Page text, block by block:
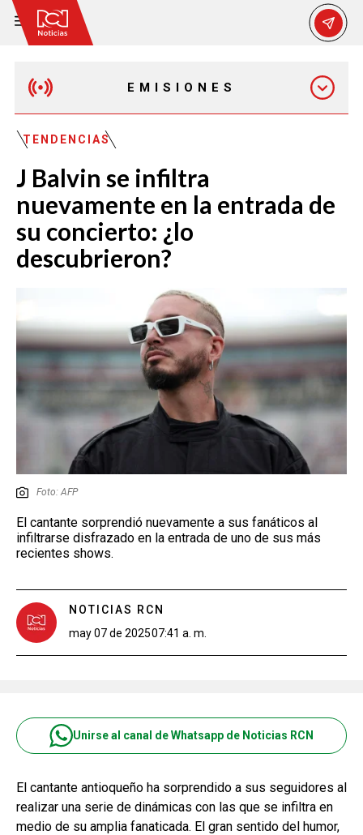
EMISIONES
EMISIÓN 7:00 PM
TENDENCIAS
J Balvin se infiltra
nuevamente en la entrada de
su concierto: ¿lo
descubrieron?
Foto: AFP
El cantante sorprendió nuevamente a sus fanáticos al
infiltrarse disfrazado en la entrada de uno de sus más
recientes shows.
NOTICIAS RCN
may 07 de 202507:41 a. m.
Unirse al canal de Whatsapp de Noticias RCN
El cantante antioqueño ha sorprendido a sus seguidores al
realizar una serie de dinámicas con las que se infiltra en
medio de su amplia fanaticada. El gran sentido del humor,